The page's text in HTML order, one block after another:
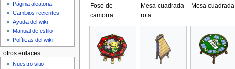
Foso de
camorra
Mesa cuadrada
rota
Mesa cuadrada
Página aleatoria
Cambios recientes
Ayuda del wiki
Manual de estilo
Políticas del wiki
otros enlaces
Nuestro sitio